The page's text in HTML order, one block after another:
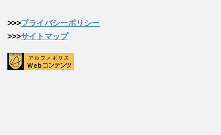
>>>プライバシーポリシー
>>>サイトマップ